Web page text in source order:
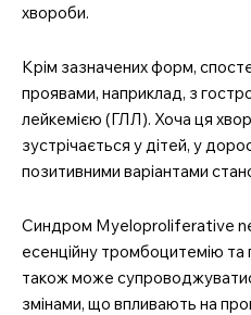
хвороби.
Крім зазначених форм,
проявами, наприклад, з
лейкемією (ГЛЛ). Хоча ця
зустрічається у дітей, у
позитивними варіантами
Синдром Myeloproliferative
есенційну тромбоцитемію та
також може
змінами, що впливають на